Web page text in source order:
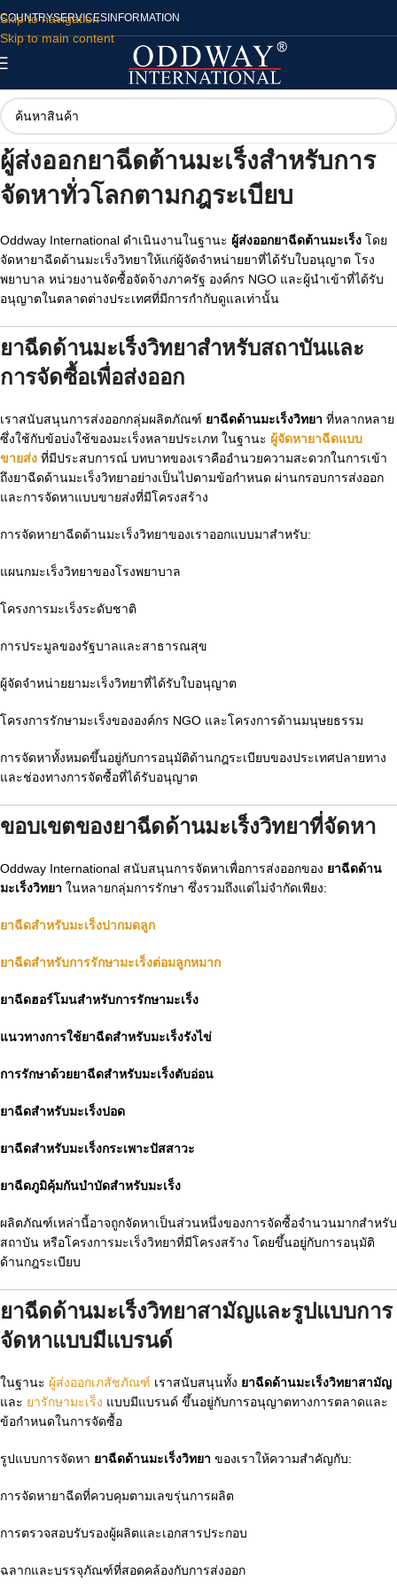
Skip to navigation
Skip to main content
COUNTRYSERVICES INFORMATION
ผู้ส่งออกยาฉีดต้านมะเร็งสำหรับการ
จัดหาทั่วโลกตามกฎระเบียบ
Oddway International ดำเนินงานในฐานะ ผู้ส่งออกยาฉีดต้านมะเร็ง โดย
จัดหายาฉีดด้านมะเร็งวิทยาให้แก่ผู้จัดจำหน่ายยาที่ได้รับใบอนุญาต โรง
พยาบาล หน่วยงานจัดซื้อจัดจ้างภาครัฐ องค์กร NGO และผู้นำเข้าที่ได้รับ
อนุญาตในตลาดต่างประเทศที่มีการกำกับดูแลเท่านั้น
ยาฉีดด้านมะเร็งวิทยาสำหรับสถาบันและ
การจัดซื้อเพื่อส่งออก
เราสนับสนุนการส่งออกกลุ่มผลิตภัณฑ์ ยาฉีดด้านมะเร็งวิทยา ที่หลากหลาย
ซึ่งใช้กับข้อบ่งใช้ของมะเร็งหลายประเภท ในฐานะ ผู้จัดหายาฉีดแบบ
ขายส่ง ที่มีประสบการณ์ บทบาทของเราคืออำนวยความสะดวกในการเข้า
ถึงยาฉีดด้านมะเร็งวิทยาอย่างเป็นไปตามข้อกำหนด ผ่านกรอบการส่งออก
และการจัดหาแบบขายส่งที่มีโครงสร้าง
การจัดหายาฉีดด้านมะเร็งวิทยาของเราออกแบบมาสำหรับ:
แผนกมะเร็งวิทยาของโรงพยาบาล
โครงการมะเร็งระดับชาติ
การประมูลของรัฐบาลและสาธารณสุข
ผู้จัดจำหน่ายยามะเร็งวิทยาที่ได้รับใบอนุญาต
โครงการรักษามะเร็งขององค์กร NGO และโครงการด้านมนุษยธรรม
การจัดหาทั้งหมดขึ้นอยู่กับการอนุมัติด้านกฎระเบียบของประเทศปลายทาง
และช่องทางการจัดซื้อที่ได้รับอนุญาต
ขอบเขตของยาฉีดด้านมะเร็งวิทยาที่จัดหา
Oddway International สนับสนุนการจัดหาเพื่อการส่งออกของ ยาฉีดด้าน
มะเร็งวิทยา ในหลายกลุ่มการรักษา ซึ่งรวมถึงแต่ไม่จำกัดเพียง:
ยาฉีดสำหรับมะเร็งปากมดลูก
ยาฉีดสำหรับการรักษามะเร็งต่อมลูกหมาก
ยาฉีดฮอร์โมนสำหรับการรักษามะเร็ง
แนวทางการใช้ยาฉีดสำหรับมะเร็งรังไข่
การรักษาด้วยยาฉีดสำหรับมะเร็งตับอ่อน
ยาฉีดสำหรับมะเร็งปอด
ยาฉีดสำหรับมะเร็งกระเพาะปัสสาวะ
ยาฉีดภูมิคุ้มกันบำบัดสำหรับมะเร็ง
ผลิตภัณฑ์เหล่านี้อาจถูกจัดหาเป็นส่วนหนึ่งของการจัดซื้อจำนวนมากสำหรับ
สถาบัน หรือโครงการมะเร็งวิทยาที่มีโครงสร้าง โดยขึ้นอยู่กับการอนุมัติ
ด้านกฎระเบียบ
ยาฉีดด้านมะเร็งวิทยาสามัญและรูปแบบการ
จัดหาแบบมีแบรนด์
ในฐานะ ผู้ส่งออกเภสัชภัณฑ์ เราสนับสนุนทั้ง ยาฉีดด้านมะเร็งวิทยาสามัญ
และ ยารักษามะเร็ง แบบมีแบรนด์ ขึ้นอยู่กับการอนุญาตทางการตลาดและ
ข้อกำหนดในการจัดซื้อ
รูปแบบการจัดหา ยาฉีดด้านมะเร็งวิทยา ของเราให้ความสำคัญกับ:
การจัดหายาฉีดที่ควบคุมตามเลขรุ่นการผลิต
การตรวจสอบรับรองผู้ผลิตและเอกสารประกอบ
ฉลากและบรรจุภัณฑ์ที่สอดคล้องกับการส่งออก